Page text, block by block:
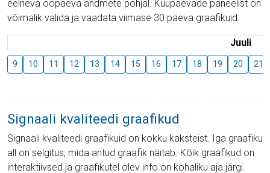
eelneva ööpäeva andmete põhjal. Kuupäevade paneelist on
võimalik valida ja vaadata viimase 30 päeva graafikuid.
Juuli
9 10 11 12 13 14 15 16 17 18 19 20 21
Signaali kvaliteedi graafikud
Signaali kvaliteedi graafikuid on kokku kaksteist. Iga graafiku
all on selgitus, mida antud graafik näitab. Kõik graafikud on
interaktiivsed ja graafikutel olev info on kohaliku aja järgi.